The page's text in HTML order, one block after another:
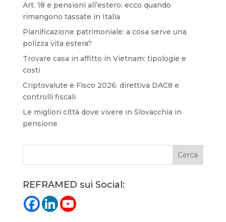
Art. 18 e pensioni all’estero: ecco quando
rimangono tassate in Italia
Pianificazione patrimoniale: a cosa serve una
polizza vita estera?
Trovare casa in affitto in Vietnam: tipologie e
costi
Criptovalute e Fisco 2026: direttiva DAC8 e
controlli fiscali
Le migliori città dove vivere in Slovacchia in
pensione
REFRAMED sui Social: